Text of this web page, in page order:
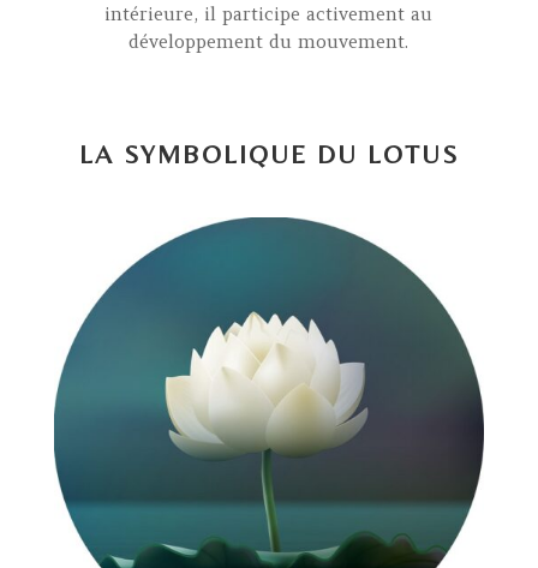
intérieure, il participe activement au
développement du mouvement.
LA SYMBOLIQUE DU LOTUS